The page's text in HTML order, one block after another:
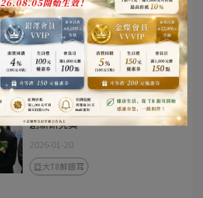
【年菜不缺席】亞大T8銀耳鮮雞
湯
2026-01-20
亞大T8鮮銀耳
【工商時報】狂賀！偉裕生技榮獲
創新研究獎
2026-01-20
亞大T8鮮銀耳